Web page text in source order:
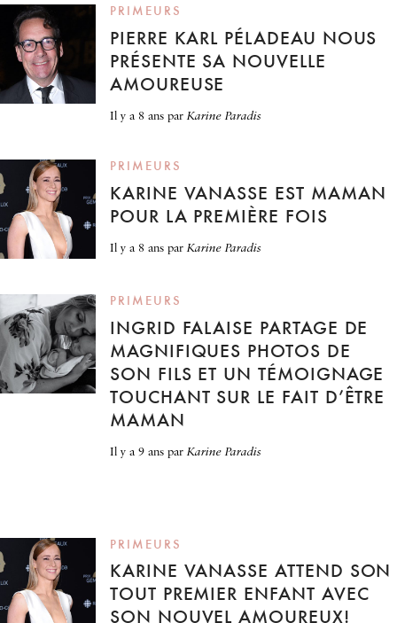
PRIMEURS
PIERRE KARL PÉLADEAU NOUS
PRÉSENTE SA NOUVELLE
AMOUREUSE
il y a 8 ans par Karine Paradis
PRIMEURS
KARINE VANASSE EST MAMAN
POUR LA PREMIÈRE FOIS
il y a 8 ans par Karine Paradis
PRIMEURS
INGRID FALAISE PARTAGE DE
MAGNIFIQUES PHOTOS DE
SON FILS ET UN TÉMOIGNAGE
TOUCHANT SUR LE FAIT D’ÊTRE
MAMAN
il y a 9 ans par Karine Paradis
PRIMEURS
KARINE VANASSE ATTEND SON
TOUT PREMIER ENFANT AVEC
SON NOUVEL AMOUREUX!